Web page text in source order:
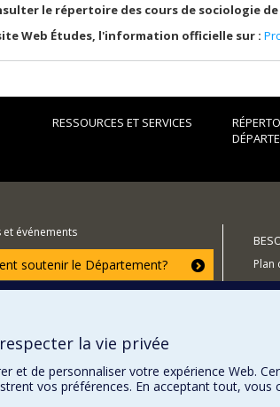
le répertoire des cours de sociologie de
Web Études, l'information officielle sur :
RESSOURCES ET SERVICES
et événements
soutenir le Département?
Plan
la vie privée
et de personnaliser votre expérience Web.
vos préférences. En acceptant tout,